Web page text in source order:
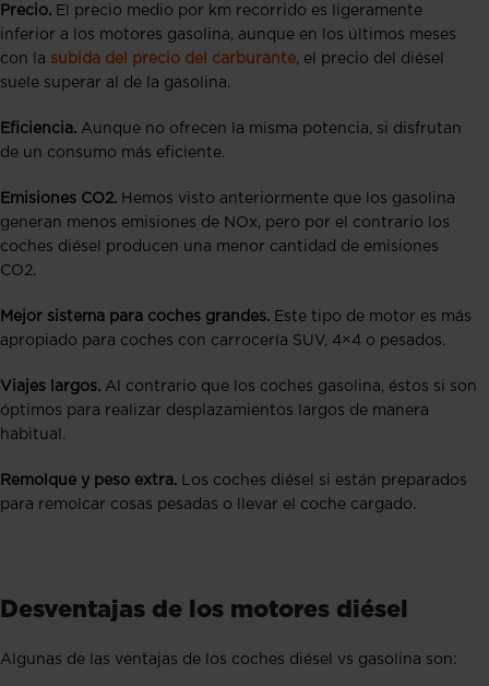
Precio. El precio medio por km recorrido es ligeramente
inferior a los motores gasolina, aunque en los últimos meses
con la subida del precio del carburante, el precio del diésel
suele superar al de la gasolina.
Eficiencia. Aunque no ofrecen la misma potencia, si disfrutan
de un consumo más eficiente.
Emisiones CO2. Hemos visto anteriormente que los gasolina
generan menos emisiones de NOx, pero por el contrario los
coches diésel producen una menor cantidad de emisiones
CO2.
Mejor sistema para coches grandes. Este tipo de motor es más
apropiado para coches con carrocería SUV, 4×4 o pesados.
Viajes largos. Al contrario que los coches gasolina, éstos si son
óptimos para realizar desplazamientos largos de manera
habitual.
Remolque y peso extra. Los coches diésel si están preparados
para remolcar cosas pesadas o llevar el coche cargado.
Desventajas de los motores diésel
Algunas de las ventajas de los coches diésel vs gasolina son: